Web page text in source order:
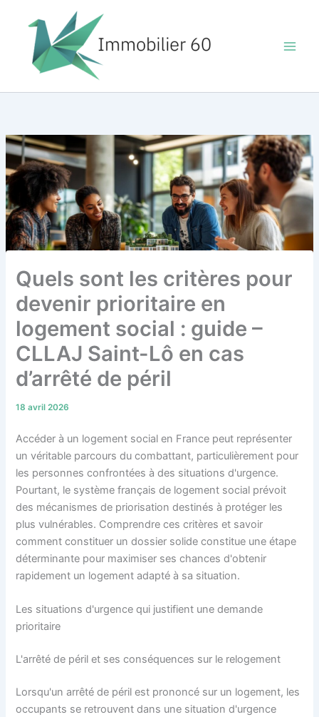
contenu
Quels sont les critères pour
devenir prioritaire en
logement social : guide –
CLLAJ Saint-Lô en cas
d’arrêté de péril
18 avril 2026
Accéder à un logement social en France peut représenter
un véritable parcours du combattant, particulièrement pour
les personnes confrontées à des situations d'urgence.
Pourtant, le système français de logement social prévoit
des mécanismes de priorisation destinés à protéger les
plus vulnérables. Comprendre ces critères et savoir
comment constituer un dossier solide constitue une étape
déterminante pour maximiser ses chances d'obtenir
rapidement un logement adapté à sa situation.
Les situations d'urgence qui justifient une demande
prioritaire
L'arrêté de péril et ses conséquences sur le relogement
Lorsqu'un arrêté de péril est prononcé sur un logement, les
occupants se retrouvent dans une situation d'urgence